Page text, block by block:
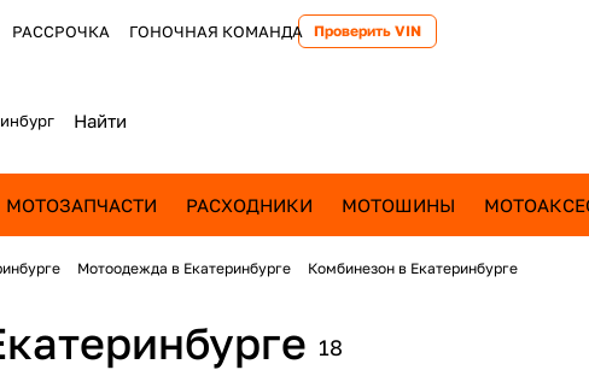
РАССРОЧКА ГОНОЧНАЯ КОМАНДА Проверить VIN
МОТОЗАПЧАСТИ РАСХОДНИКИ МОТОШИНЫ
Мотоодежда в Екатеринбурге Комбинезон в Екатеринбурге
18